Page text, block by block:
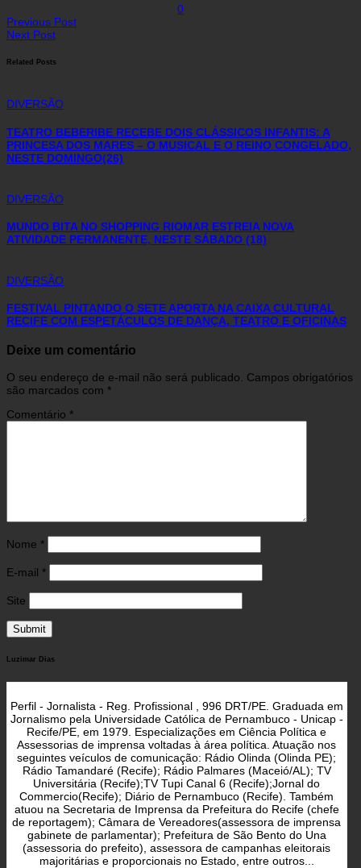
0
Previous Post
Next Post
Related Posts
DIVERSÃO
TEATRO BEBERIBE RECEBE DOIS CLÁSSICOS INFANTIS: A
PRINCESA DOS MARES – O MUSICAL E O REINO CONGELADO,
NESTE DOMINGO(26)
DIVERSÃO
MUNDO BITA NO SHOPPING RIOMAR ESTREIA NOVA
ATIVIDADE PERMANENTE, NESTE SÁBADO (18)
DIVERSÃO
FESTIVAL PINTANDO O SETE APORTA NA CAIXA CULTURAL
RECIFE COM ESPETÁCULOS DE DANÇA, TEATRO E OFICINAS
Deixe um comentário
O seu endereço de e-mail não será publicado. Campos obrigatórios
são marcados com *
Comentário *
Nome *
E-mail *
Site
Luzimar Dias
Perfil - Jornalista - Reg. Profissional , 996 DRT/PE. Graduada em
Jornalismo pela Universidade Católica de Pernambuco - Unicap -
Recife/PE, em 1979. Especializações em Ciência Política e
Assessorias de imprensa voltadas à área política. Atuação nos
seguintes veículos de comunicação: Rádio Olinda (Olinda PE);
Rádio Tamandaré (Recife); Rádio Palmares (Maceió/AL); TV
Universitária (Recife);TV Tupi Canal 6 (Recife);Jornal do
Commercio(Recife); Diário de Pernambuco (Recife). Também
atuou na Secretaria de Imprensa da Prefeitura do Recife (chefe
de reportagem); Câmara de Vereadores(assessora de imprensa
gabinete de parlamentar); Prefeitura de São Bento do Una
(assessoria do prefeito), assessora de campanhas eleitorais
majoritárias e proporcionais no Estado, entre outros...